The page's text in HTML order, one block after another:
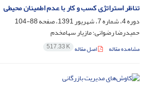
تناظر استراتژی کسب و کار با عدم اطمینان محیطی
دوره 4، شماره 7، شهریور 1391، صفحه
88-104
حمیدرضا رضوانی؛ مازیار سهامخدم
مشاهده مقاله اصل مقاله 517.33 K